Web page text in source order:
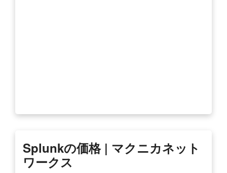
Splunkの価格 | マクニカネット
ワークス